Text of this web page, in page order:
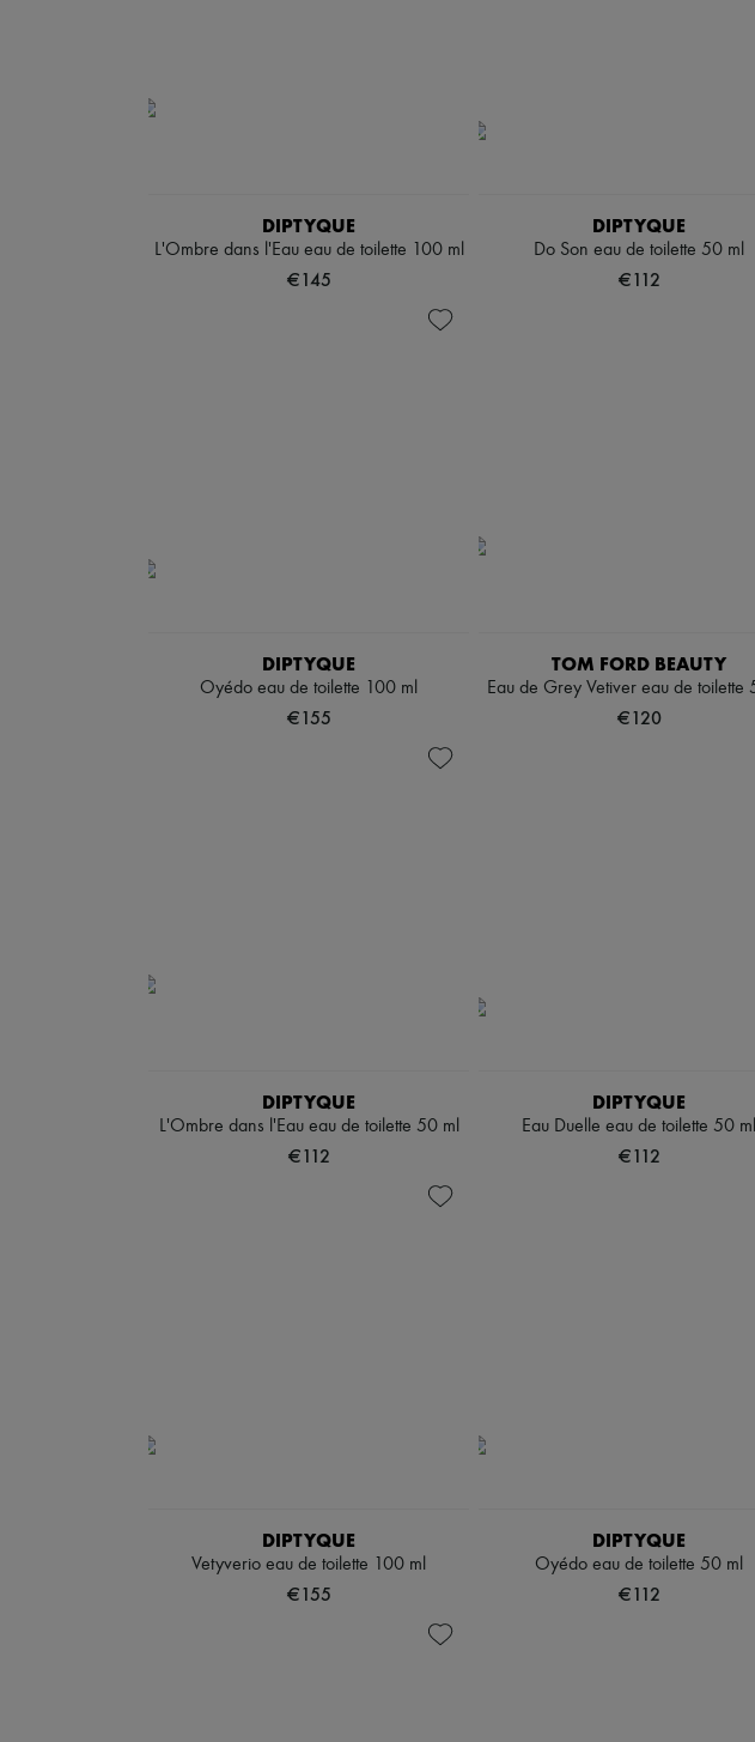
DIPTYQUE
L'Ombre dans l'Eau eau de toilette 100 ml
€145
DIPTYQUE
Do Son eau de toilette 50 ml
€112
DIPTYQUE
Oyédo eau de toilette 100 ml
€155
TOM FORD BEAUTY
Eau de Grey Vetiver eau de toilette
€120
DIPTYQUE
L'Ombre dans l'Eau eau de toilette 50 ml
€112
DIPTYQUE
Eau Duelle eau de toilette 50 ml
€112
DIPTYQUE
Vetyverio eau de toilette 100 ml
€155
DIPTYQUE
Oyédo eau de toilette 50 ml
€112